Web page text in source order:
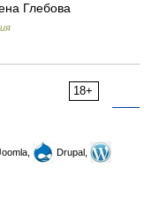
Глебова
18+
Drupal,